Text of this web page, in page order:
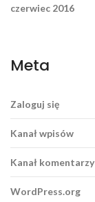
czerwiec 2016
Meta
Zaloguj się
Kanał wpisów
Kanał komentarzy
WordPress.org